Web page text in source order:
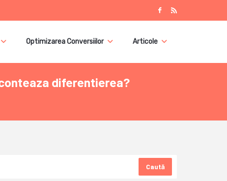
Optimizarea Conversiilor Articole
diferentierea?
Caută